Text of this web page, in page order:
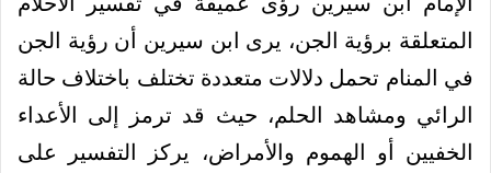
المتعلقة برؤية الجن، يرى ابن سيرين أن رؤية الجن
في المنام تحمل دلالات متعددة تختلف باختلاف حالة
الرائي ومشاهد الحلم، حيث قد ترمز إلى الأعداء
الخفيين أو الهموم والأمراض، يركز التفسير على